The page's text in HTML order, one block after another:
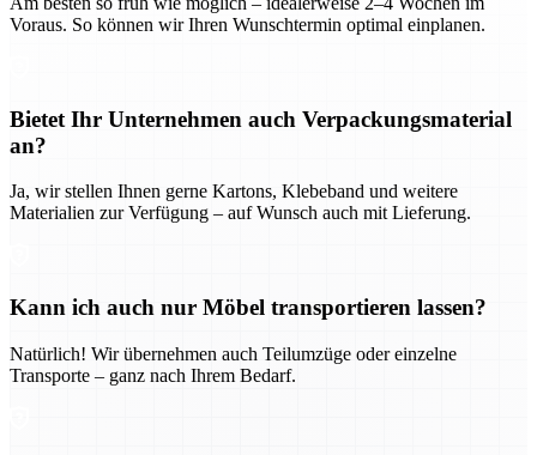
Voraus. So können wir Ihren Wunschtermin optimal einplanen.
Bietet Ihr Unternehmen auch Verpackungsmaterial
an?
Ja, wir stellen Ihnen gerne Kartons, Klebeband und weitere
Materialien zur Verfügung – auf Wunsch auch mit Lieferung.
Kann ich auch nur Möbel transportieren lassen?
Natürlich! Wir übernehmen auch Teilumzüge oder einzelne
Transporte – ganz nach Ihrem Bedarf.